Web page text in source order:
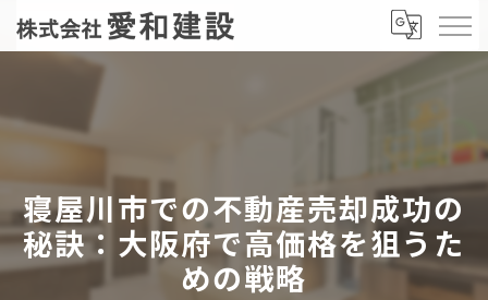
寝屋川市での不動産売却成功の
秘訣：大阪府で高価格を狙うた
めの戦略